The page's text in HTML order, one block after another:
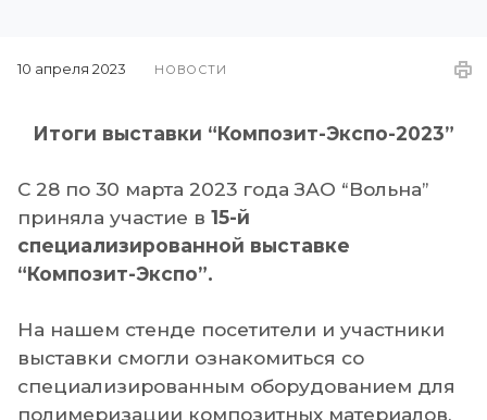
10 апреля 2023 НОВОСТИ
Итоги выставки “Композит-Экспо-2023”
С 28 по 30 марта 2023 года ЗАО “Вольна”
приняла участие в 15-й
специализированной выставке
“Композит-Экспо”.
На нашем стенде посетители и участники
выставки смогли ознакомиться со
специализированным оборудованием для
полимеризации композитных материалов,